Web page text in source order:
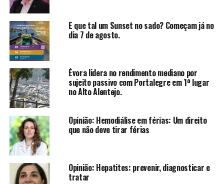
E que tal um Sunset no sado? Começam já no
dia 7 de agosto.
Évora lidera no rendimento mediano por
sujeito passivo com Portalegre em 1º lugar
no Alto Alentejo.
Opinião: Hemodiálise em férias: Um direito
que não deve tirar férias
Opinião: Hepatites: prevenir, diagnosticar e
tratar